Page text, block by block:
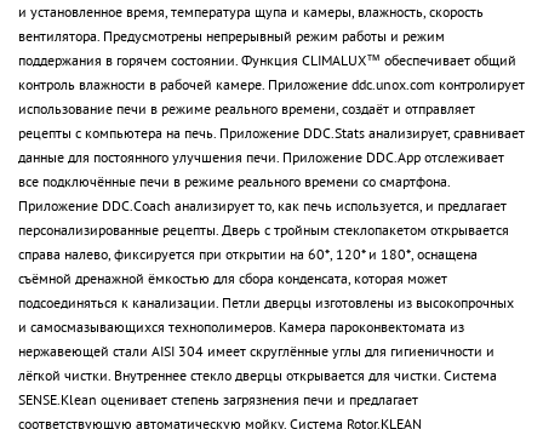
и установленное время, температура щупа и камеры, влажность, скорость
вентилятора. Предусмотрены непрерывный режим работы и режим
поддержания в горячем состоянии. Функция CLIMALUX™ обеспечивает общий
контроль влажности в рабочей камере. Приложение ddc.unox.com контролирует
использование печи в режиме реального времени, создаёт и отправляет
рецепты с компьютера на печь. Приложение DDC.Stats анализирует, сравнивает
данные для постоянного улучшения печи. Приложение DDC.App отслеживает
все подключённые печи в режиме реального времени со смартфона.
Приложение DDC.Coach анализирует то, как печь используется, и предлагает
персонализированные рецепты. Дверь с тройным стеклопакетом открывается
справа налево, фиксируется при открытии на 60*, 120* и 180*, оснащена
съёмной дренажной ёмкостью для сбора конденсата, которая может
подсоединяться к канализации. Петли дверцы изготовлены из высокопрочных
и самосмазывающихся технополимеров. Камера пароконвектомата из
нержавеющей стали AISI 304 имеет скруглённые углы для гигиеничности и
лёгкой чистки. Внутреннее стекло дверцы открывается для чистки. Система
SENSE.Klean оценивает степень загрязнения печи и предлагает
соответствующую автоматическую мойку. Система Rotor.KLEAN